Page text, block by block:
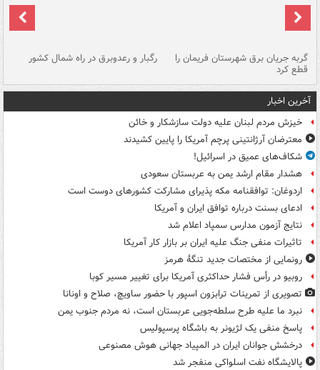
گربه جریان برق شهرستان فریمان را
قطع کرد
رگبار و رعدوبرق در راه شمال کشور
آخرین اخبار
خیزش مردم لبنان علیه دولت سازشکار و خائن
معترضان آرژانتینی پرچم آمریکا را پایین کشیدند
شکاف‌های عمیق در اسرائیل!
هشدار مقام ارشد یمن به عربستان سعودی
اردوغان: توافقنامه مکه پذیرای مشارکت کشورهای دوست است
ادعای بسنت درباره توافق ایران و آمریکا
نتایج آزمون مدارس سمپاد اعلام شد
تاثیرات منفی جنگ علیه ایران بر بازار کار آمریکا
رونمایی از مختصات جدید تنگۀ هرمز
روبیو در رأس فشار حداکثری آمریکا برای تغییر مسیر کوبا
تصویری از تمرینات ترابزون اسپور با حضور ساویچ، صلاح و اونانا
نبرد ما علیه طرح سلطه‌جویی عربستان است، نه مردم جنوب یمن
پاسخ منفی یک لژیونر به باشگاه پرسپولیس
درخشش جوانان ایران در المپیاد جهانی هوش مصنوعی
پالایشگاه نفت اسلواکی منفجر شد